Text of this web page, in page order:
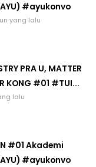
#ayukonvo
yang lalu
PRA U, MATTER
KONG #01 #TUI...
lalu
#01 Akademi
#ayukonvo